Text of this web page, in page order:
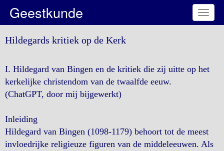
Toggle
Geestkunde
Hildegards kritiek op de Kerk
I. Hildegard van Bingen en de kritiek die zij uitte op het
kerkelijke christendom van de twaalfde eeuw.
(ChatGPT, door mij bijgewerkt)
Inleiding
Hildegard van Bingen (1098-1179) behoort tot de meest
invloedrijke religieuze figuren van de middeleeuwen. Als